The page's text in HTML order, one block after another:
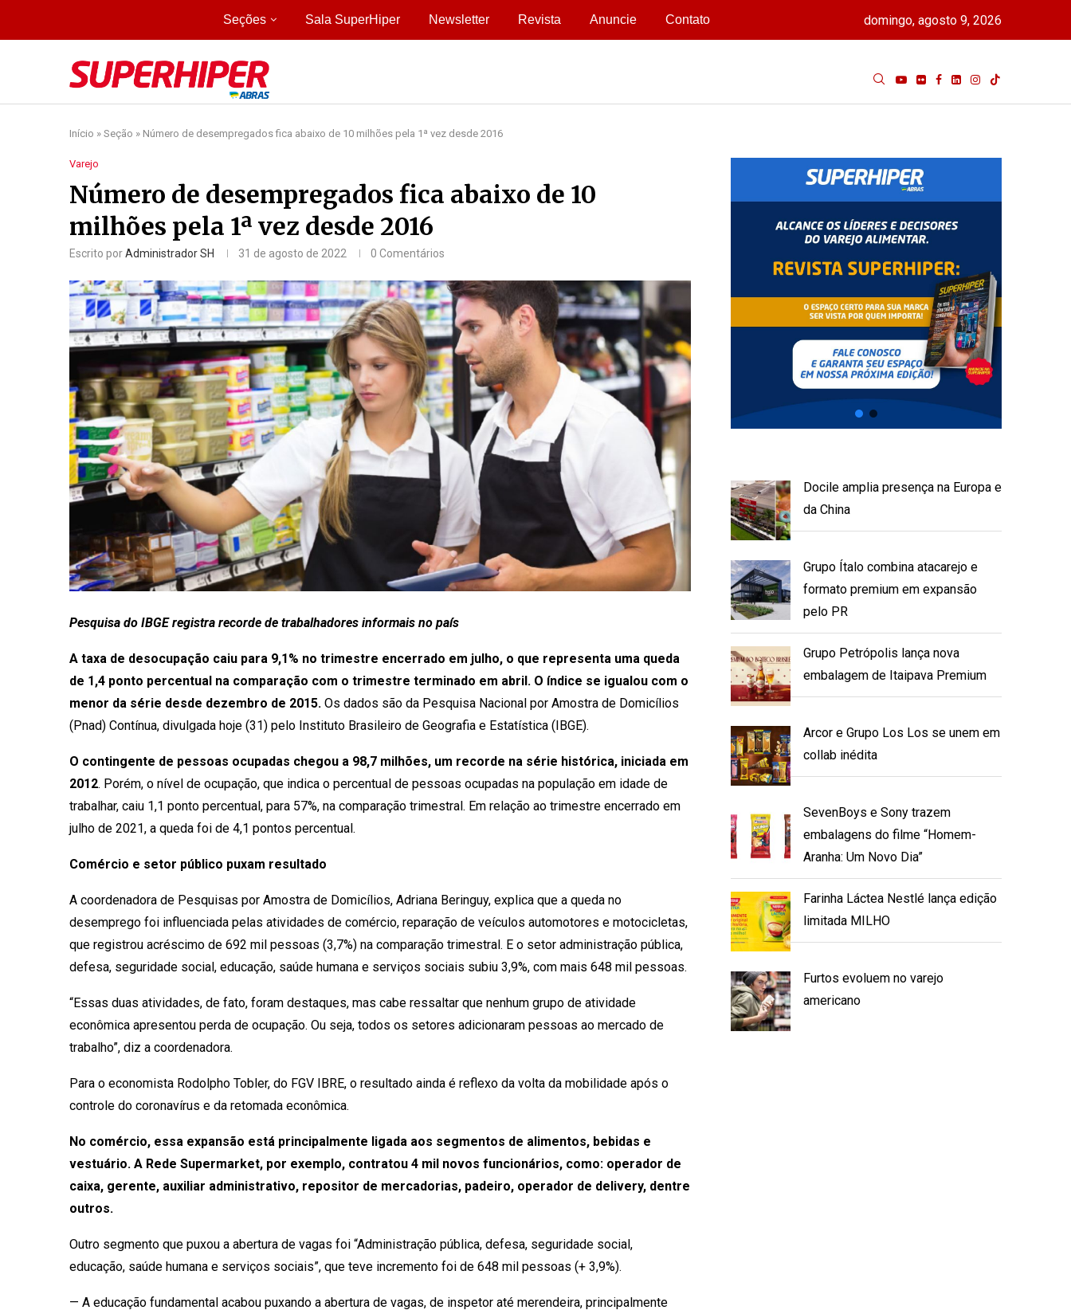
Seções Sala SuperHiper Newsletter Revista Anuncie Contato domingo, agosto 9, 2026
Início » Seção » Número de desempregados fica abaixo de 10 milhões pela 1ª vez desde 2016
Varejo
Número de desempregados fica abaixo de 10
milhões pela 1ª vez desde 2016
Escrito porAdministrador SH 31 de agosto de 2022 0 Comentários
Pesquisa do IBGE registra recorde de trabalhadores informais no país
A taxa de desocupação caiu para 9,1% no trimestre encerrado em julho, o que representa uma queda
de 1,4 ponto percentual na comparação com o trimestre terminado em abril. O índice se igualou com o
menor da série desde dezembro de 2015. Os dados são da Pesquisa Nacional por Amostra de Domicílios
(Pnad) Contínua, divulgada hoje (31) pelo Instituto Brasileiro de Geografia e Estatística (IBGE).
O contingente de pessoas ocupadas chegou a 98,7 milhões, um recorde na série histórica, iniciada em
2012. Porém, o nível de ocupação, que indica o percentual de pessoas ocupadas na população em idade de
trabalhar, caiu 1,1 ponto percentual, para 57%, na comparação trimestral. Em relação ao trimestre encerrado em
julho de 2021, a queda foi de 4,1 pontos percentual.
Comércio e setor público puxam resultado
A coordenadora de Pesquisas por Amostra de Domicílios, Adriana Beringuy, explica que a queda no
desemprego foi influenciada pelas atividades de comércio, reparação de veículos automotores e motocicletas,
que registrou acréscimo de 692 mil pessoas (3,7%) na comparação trimestral. E o setor administração pública,
defesa, seguridade social, educação, saúde humana e serviços sociais subiu 3,9%, com mais 648 mil pessoas.
“Essas duas atividades, de fato, foram destaques, mas cabe ressaltar que nenhum grupo de atividade
econômica apresentou perda de ocupação. Ou seja, todos os setores adicionaram pessoas ao mercado de
trabalho”, diz a coordenadora.
Para o economista Rodolpho Tobler, do FGV IBRE, o resultado ainda é reflexo da volta da mobilidade após o
controle do coronavírus e da retomada econômica.
No comércio, essa expansão está principalmente ligada aos segmentos de alimentos, bebidas e
vestuário. A Rede Supermarket, por exemplo, contratou 4 mil novos funcionários, como: operador de
caixa, gerente, auxiliar administrativo, repositor de mercadorias, padeiro, operador de delivery, dentre
outros.
Outro segmento que puxou a abertura de vagas foi “Administração pública, defesa, seguridade social,
educação, saúde humana e serviços sociais”, que teve incremento foi de 648 mil pessoas (+ 3,9%).
— A educação fundamental acabou puxando a abertura de vagas, de inspetor até merendeira, principalmente
Docile amplia presença na Europa e
da China
Grupo Ítalo combina atacarejo e
formato premium em expansão
pelo PR
Grupo Petrópolis lança nova
embalagem de Itaipava Premium
Arcor e Grupo Los Los se unem em
collab inédita
SevenBoys e Sony trazem
embalagens do filme “Homem-
Aranha: Um Novo Dia”
Farinha Láctea Nestlé lança edição
limitada MILHO
Furtos evoluem no varejo
americano